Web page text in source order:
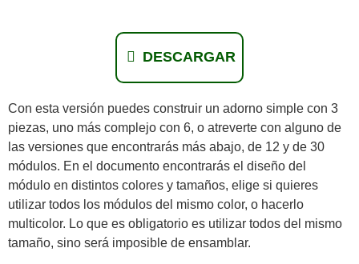
DESCARGAR
Con esta versión puedes construir un adorno simple con 3
piezas, uno más complejo con 6, o atreverte con alguno de
las versiones que encontrarás más abajo, de 12 y de 30
módulos. En el documento encontrarás el diseño del
módulo en distintos colores y tamaños, elige si quieres
utilizar todos los módulos del mismo color, o hacerlo
multicolor. Lo que es obligatorio es utilizar todos del mismo
tamaño, sino será imposible de ensamblar.